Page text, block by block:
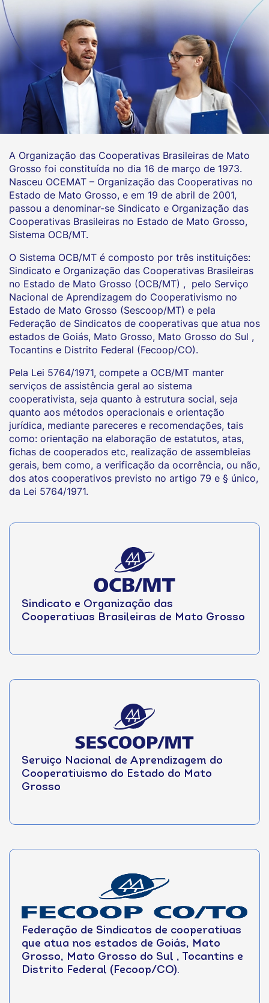
A Organização das Cooperativas Brasileiras de Mato
Grosso foi constituída no dia 16 de março de 1973.
Nasceu OCEMAT – Organização das Cooperativas no
Estado de Mato Grosso, e em 19 de abril de 2001,
passou a denominar-se Sindicato e Organização das
Cooperativas Brasileiras no Estado de Mato Grosso,
Sistema OCB/MT.
O Sistema OCB/MT é composto por três instituições:
Sindicato e Organização das Cooperativas Brasileiras
no Estado de Mato Grosso (OCB/MT) , pelo Serviço
Nacional de Aprendizagem do Cooperativismo no
Estado de Mato Grosso (Sescoop/MT) e pela
Federação de Sindicatos de cooperativas que atua nos
estados de Goiás, Mato Grosso, Mato Grosso do Sul ,
Tocantins e Distrito Federal (Fecoop/CO).
Pela Lei 5764/1971, compete a OCB/MT manter
serviços de assistência geral ao sistema
cooperativista, seja quanto à estrutura social, seja
quanto aos métodos operacionais e orientação
jurídica, mediante pareceres e recomendações, tais
como: orientação na elaboração de estatutos, atas,
fichas de cooperados etc, realização de assembleias
gerais, bem como, a verificação da ocorrência, ou não,
dos atos cooperativos previsto no artigo 79 e § único,
da Lei 5764/1971.
Sindicato e Organização das
Cooperativas Brasileiras de Mato Grosso
Serviço Nacional de Aprendizagem do
Cooperativismo do Estado do Mato
Grosso
Federação de Sindicatos de cooperativas
que atua nos estados de Goiás, Mato
Grosso, Mato Grosso do Sul , Tocantins e
Distrito Federal (Fecoop/CO).